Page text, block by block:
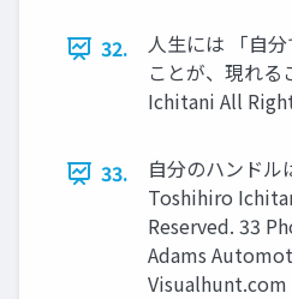
32.
⼈⽣には 「⾃分
ことが、現れ
Ichitani All
33.
⾃分のハンドル
Toshihiro
Reserved. 33
Adams
Visualhunt.com